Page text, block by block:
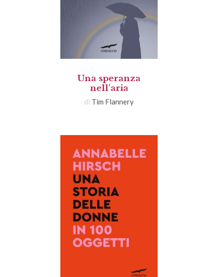
Una speranza
nell'aria
di Tim Flannery